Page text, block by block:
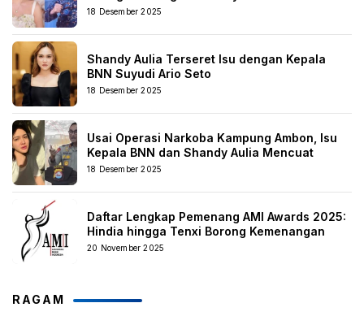
18 Desember 2025
Shandy Aulia Terseret Isu dengan Kepala
BNN Suyudi Ario Seto
18 Desember 2025
Usai Operasi Narkoba Kampung Ambon, Isu
Kepala BNN dan Shandy Aulia Mencuat
18 Desember 2025
Daftar Lengkap Pemenang AMI Awards 2025:
Hindia hingga Tenxi Borong Kemenangan
20 November 2025
RAGAM